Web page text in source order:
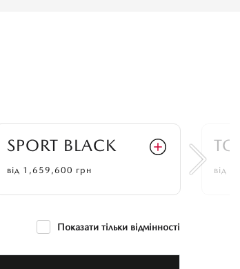
SPORT BLACK
від 1,659,600 грн від
Показати тільки відмінності